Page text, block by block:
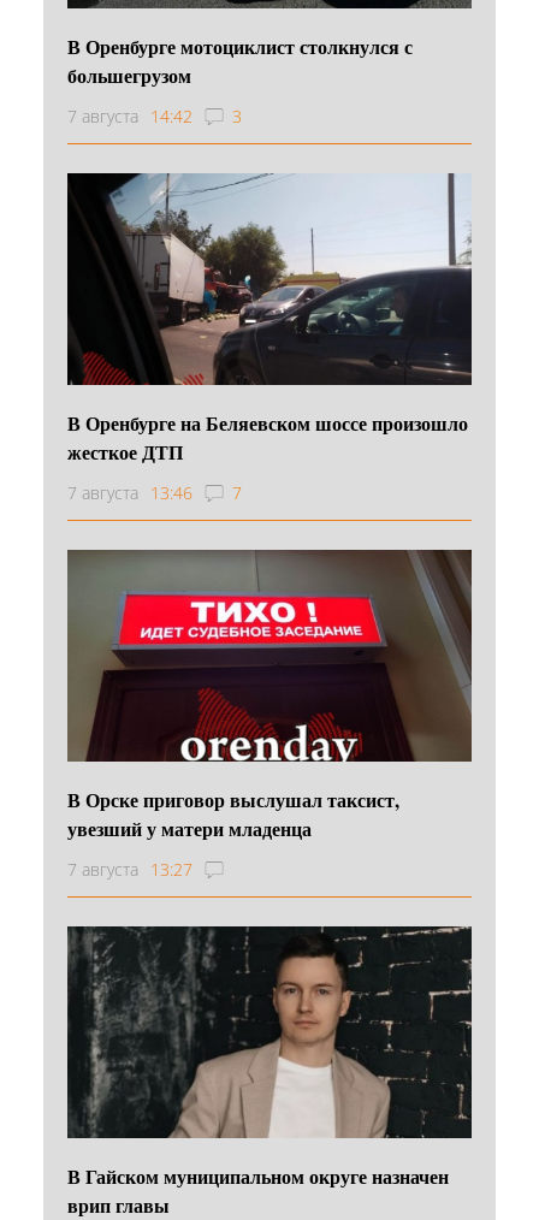
В Оренбурге мотоциклист столкнулся с
большегрузом
7 августа 14:42 3
В Оренбурге на Беляевском шоссе произошло
жесткое ДТП
7 августа 13:46 7
В Орске приговор выслушал таксист,
увезший у матери младенца
7 августа 13:27
В Гайском муниципальном округе назначен
врип главы